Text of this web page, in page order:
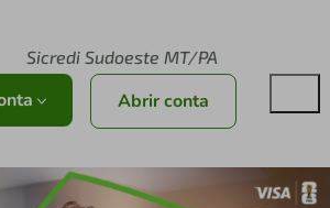
Sicredi Sudoeste MT/PA
Abrir conta